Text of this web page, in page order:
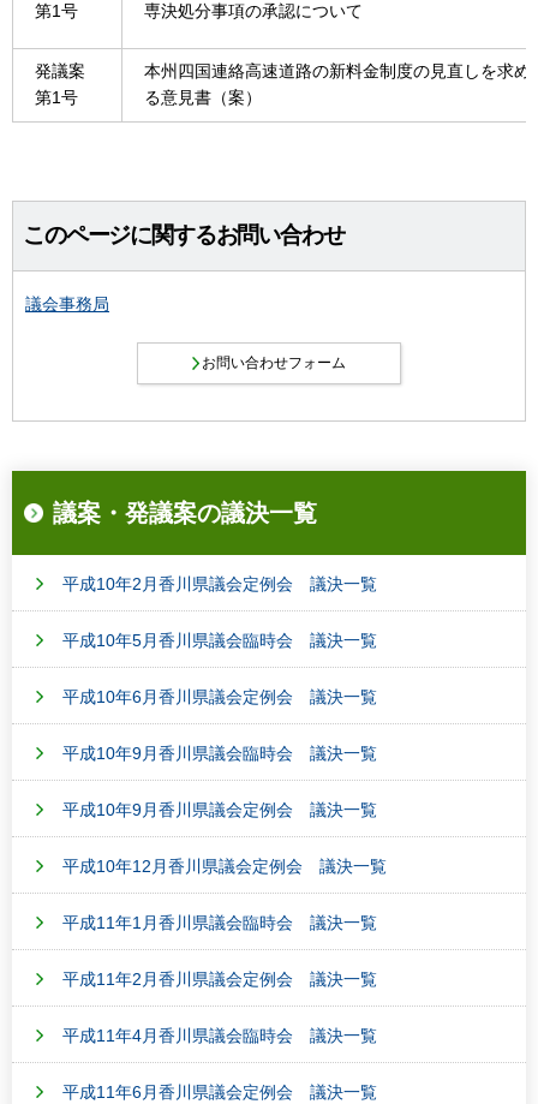
第1号 専決処分事項の承認について
発議案
第1号
本州四国連絡高速道路の新料金制度の見直しを求め
る意見書（案）
このページに関するお問い合わせ
議会事務局
議案・発議案の議決一覧
平成10年2月香川県議会定例会 議決一覧
平成10年5月香川県議会臨時会 議決一覧
平成10年6月香川県議会定例会 議決一覧
平成10年9月香川県議会臨時会 議決一覧
平成10年9月香川県議会定例会 議決一覧
平成10年12月香川県議会定例会 議決一覧
平成11年1月香川県議会臨時会 議決一覧
平成11年2月香川県議会定例会 議決一覧
平成11年4月香川県議会臨時会 議決一覧
平成11年6月香川県議会定例会 議決一覧